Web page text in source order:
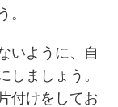
。
いように、自
しましょう。
付けをしてお